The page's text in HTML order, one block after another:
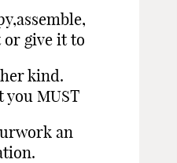
or give it to
kind.
you MUST
an